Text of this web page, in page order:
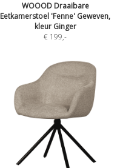
WOOOD Draaibare
Eetkamerstoel 'Fenne' Geweven,
kleur Ginger
€ 199,-